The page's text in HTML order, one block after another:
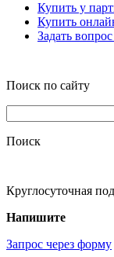
Купить у
Купить
Задать
Поиск по сайту
Поиск
Круглосуточная
Напишите
Запрос через форму